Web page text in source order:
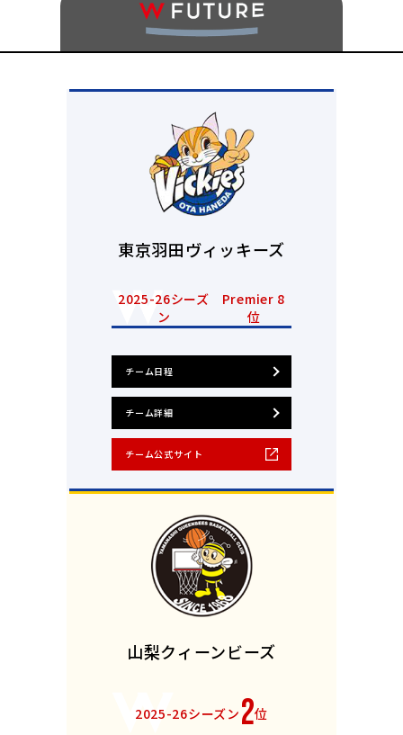
東京羽田ヴィッキーズ
2025-26シーズ
ン
Premier 8
位
チーム日程
チーム詳細
チーム公式サイト
山梨クィーンビーズ
2025-26シーズン 2位